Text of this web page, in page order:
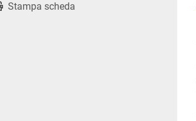
Stampa scheda